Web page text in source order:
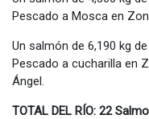
Pescado a Mosca en
Un salmón de 6,190 kg
Pescado a cucharilla en
Ángel.
TOTAL DEL RÍO: 22